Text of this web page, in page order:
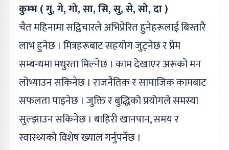
कुम्भ ( गु, गे, गो, सा, सि, सु, से, सो, दा )
चैत महिनामा सद्विचारले अभिप्रेरित हुनेहरूलाई बिस्तारै
लाभ हुनेछ । मित्रहरूबाट सहयोग जुट्नेछ र प्रेम
सम्बन्धमा मधुरता मिल्नेछ । काम देखाएर अरूको मन
लोभ्याउन सकिनेछ । राजनैतिक र सामाजिक कामबाट
सफलता पाइनेछ । जुक्ति र बुद्धिको प्रयोगले समस्या
सुल्झाउन सकिनेछ । बाहिरी खानपान, समय र
स्वास्थ्यको विशेष ख्याल गर्नुपर्नेछ ।